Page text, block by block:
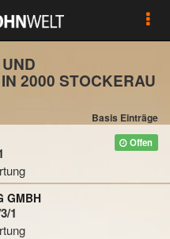
2000 STOCKERAU
Basis Einträge
Offen
GMBH
1